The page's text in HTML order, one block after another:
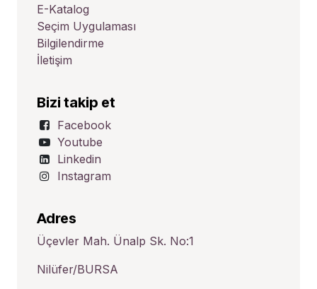
E-Katalog
Seçim Uygulaması
Bilgilendirme
İletişim
Bizi takip et
Facebook
Youtube
Linkedin
Instagram
Adres
Üçevler Mah. Ünalp Sk. No:1
Nilüfer/BURSA